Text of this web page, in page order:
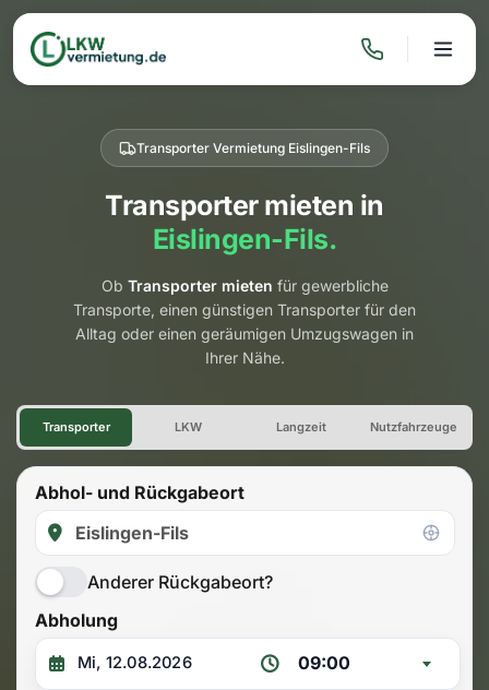
Transporter Vermietung Eislingen-Fils
Transporter mieten in
Eislingen-Fils.
Ob Transporter mieten für gewerbliche
Transporte, einen günstigen Transporter für den
Alltag oder einen geräumigen Umzugswagen in
Ihrer Nähe.
Transporter Vermietung
Transporter LKW Langzeit Nutzfahrzeuge
Abhol- und Rückgabeort
Anderer Rückgabeort?
Abholung
09:00